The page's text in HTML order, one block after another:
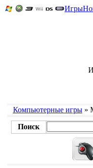
Игры
Компьютерные игры»
Поиск